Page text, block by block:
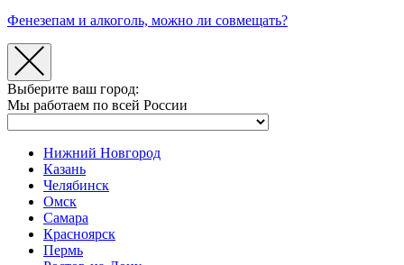
Фенезепам и алкоголь, можно ли совмещать?
Выберите ваш город:
Мы работаем по всей России
Нижний Новгород
Казань
Челябинск
Омск
Самара
Красноярск
Пермь